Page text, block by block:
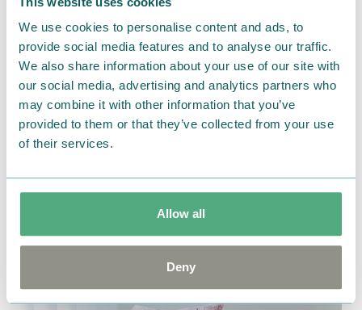
We use cookies to personalise content and ads, to
provide social media features and to analyse our traffic.
We also share information about your use of our site with
our social media, advertising and analytics partners who
may combine it with other information that you’ve
provided to them or that they’ve collected from your use
of their services.
Allow all
Deny
＼デザインやバリエーションをじっくり見るなら！／
▼MOOMIN×じぶんまくら ネットでの取り扱いはこ
ちら▼
じぶんまくら公式オンラインショップ
・ふとんタナカじぶんまくらグループ楽天市場店
・じぶんまくら楽天市場店
・じぶんまくらYahoo!ショッピング店
まだまだありますムーミンアイテム